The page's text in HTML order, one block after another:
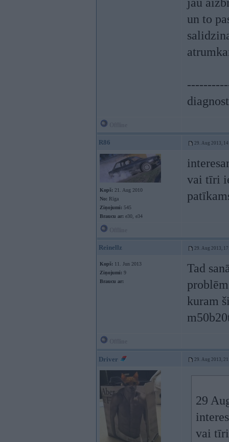
un to
R86 29. Aug 2013,
Kopš: 21. Aug 2010
No: Rīga
Ziņojumi: 545
Braucu ar: e30, e34
vai tīri
Reinellz 29. Aug 2013,
Kopš: 11. Jun 2013
Ziņojumi: 9
Braucu ar:
Tad
kuram
Driver 29. Aug 2013,
29
vai tīri